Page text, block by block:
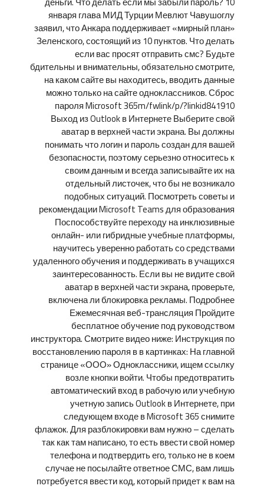
января глава МИД Турции Мевлют Чавушоглу
заявил, что Анкара поддерживает «мирный план»
Зеленского, состоящий из 10 пунктов. Что делать
если вас просят отправить смс? Будьте
бдительны и внимательны, обязательно смотрите,
на каком сайте вы находитесь, вводить данные
можно только на сайте одноклассников. Сброс
пароля Microsoft 365m/fwlink/p/?linkid841910
Выход из Outlook в Интернете Выберите свой
аватар в верхней части экрана. Вы должны
понимать что логин и пароль создан для вашей
безопасности, поэтому серьезно относитесь к
своим данным и всегда записывайте их на
отдельный листочек, что бы не возникало
подобных ситуаций. Посмотреть советы и
рекомендации Microsoft Teams для образования
Поспособствуйте переходу на инклюзивные
онлайн- или гибридные учебные платформы,
научитесь уверенно работать со средствами
удаленного обучения и поддерживать в учащихся
заинтересованность. Если вы не видите свой
аватар в верхней части экрана, проверьте,
включена ли блокировка рекламы. Подробнее
Ежемесячная веб-трансляция Пройдите
бесплатное обучение под руководством
инструктора. Смотрите видео ниже: Инструкция по
восстановлению пароля в в картинках: На главной
странице «ООО» Одноклассники, ищем ссылку
возле кнопки войти. Чтобы предотвратить
автоматический вход в рабочую или учебную
учетную запись Outlook в Интернете, при
следующем входе в Microsoft 365 снимите
флажок. Для разблокировки вам нужно – сделать
так как там написано, то есть ввести свой номер
телефона и подтвердить его, только не в коем
случае не посылайте ответное СМС, вам лишь
потребуется ввести код, который придет к вам на